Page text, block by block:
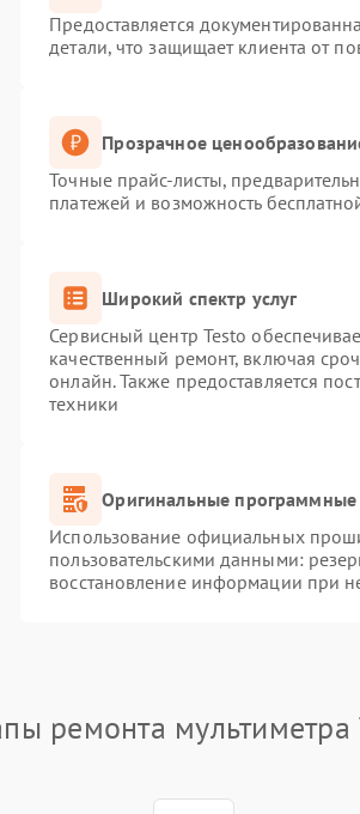
Предоставляется
детали, что защищает клиента от
Прозрачное
Точные прайс-листы,
платежей и возможность
Широкий спектр услуг
Сервисный центр Testo
качественный ремонт, включая
онлайн. Также предоставляется
техники
Оригинальные
Использование официальных
пользовательскими данными:
восстановление информации при
ремонта мультиметра